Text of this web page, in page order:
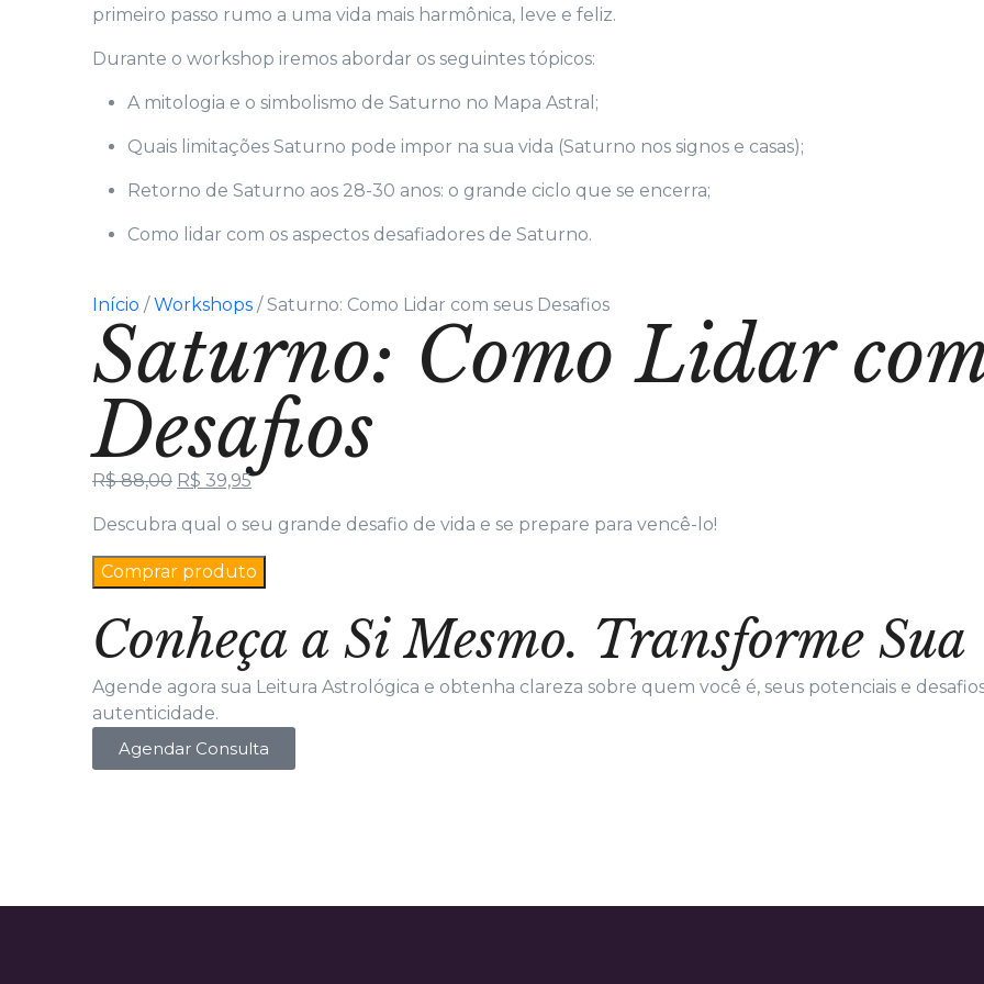
primeiro passo rumo a uma vida mais harmônica, leve e feliz.
Durante o workshop iremos abordar os seguintes tópicos:
A mitologia e o simbolismo de Saturno no Mapa Astral;
Quais limitações Saturno pode impor na sua vida (Saturno nos signos e casas);
Retorno de Saturno aos 28-30 anos: o grande ciclo que se encerra;
Como lidar com os aspectos desafiadores de Saturno.
Início /Workshops / Saturno: Como Lidar com seus Desafios
Saturno: Como Lidar
Desafios
R$88,00 R$ 39,95
Descubra qual o seu grande desafio de vida e se prepare para vencê-lo!
Comprar produto
Conheça a Si Mesmo. Transforme
Agende agora sua Leitura Astrológica e obtenha clareza sobre quem você é, seus potenciais e
autenticidade.
Agendar Consulta